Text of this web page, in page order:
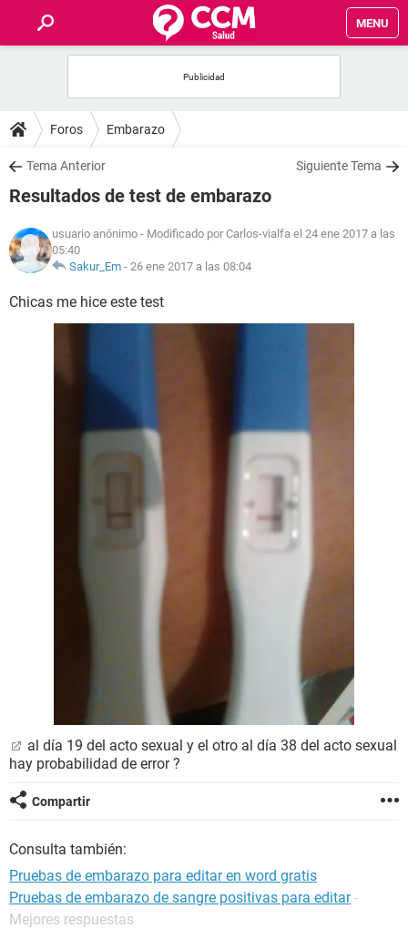
MENU
FOROS
SALUD
NUTRICIÓN
BIENESTAR
SEXUALIDAD
Foros Embarazo
Tema Anterior Siguiente Tema
Resultados de test de embarazo
usuario anónimo- Modificado por Carlos-vialfa el 24 ene 2017 a las
05:40
Sakur_Em- 26 ene 2017 a las 08:04
Chicas me hice este test
al día 19 del acto sexual y el otro al día 38 del acto sexual
hay probabilidad de error ?
Compartir
Consulta también:
Pruebas de embarazo para editar en word gratis
Pruebas de embarazo de sangre positivas para editar -
Mejores respuestas